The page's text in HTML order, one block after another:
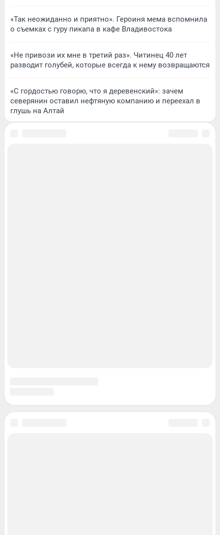
«Так неожиданно и приятно». Героиня мема вспомнила
о съемках с гуру пикапа в кафе Владивостока
«Не привози их мне в третий раз». Читинец 40 лет
разводит голубей, которые всегда к нему возвращаются
«С гордостью говорю, что я деревенский»: зачем
северянин оставил нефтяную компанию и переехал в
глушь на Алтай